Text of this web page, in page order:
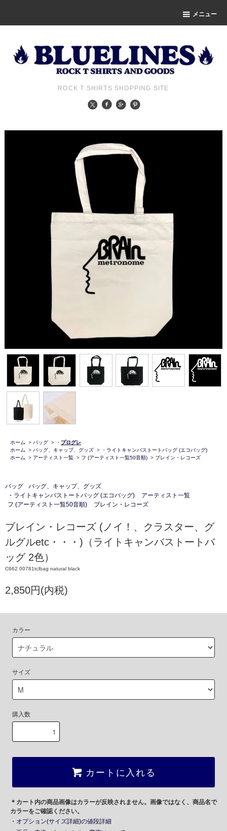
メニュー
ROCK T SHIRTS SHOPPING SITE
ホーム > バッグ > ・ プログレ
ホーム
> バッグ、キャップ、グッズ >
・ライトキャンバストートバッグ (エコバッグ)
ホーム
> アーティスト一覧 > フ (アーティスト一覧50音順) > ブレイン・レコーズ
バッグ
バッグ、キャップ、グッズ
・ライトキャンバストートバッグ (エコバッグ)
アーティスト一覧
フ (アーティスト一覧50音順)
ブレイン・レコーズ
ブレイン・レコーズ (ノイ！、クラスター、グ
ルグルetc・・・)（ライトキャンバストートバ
ッグ 2色）
C662 00781tclbag natural black
2,850円(内税)
カラー
サイズ
購入数
カートに入れる
＊カート内の商品画像はカラーが反映されません。画像ではなく、商品名で
カラーをご確認ください。
・オプション(サイズ詳細)の値段詳細